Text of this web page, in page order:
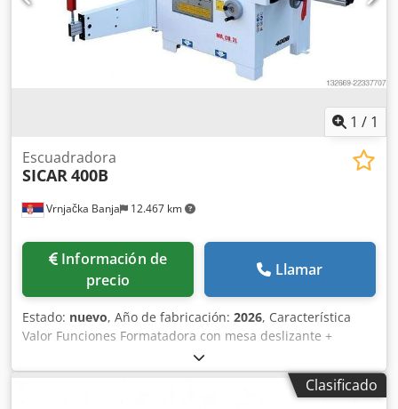
precisión Cambio rápido de funciones Alta precisión en el
procesamiento Adecuada para talleres de carpintería
profesionales Funcionamiento fiable con un
1 / 1
Vrnjačka Banja 12.467 km
Escuadradora
SICAR400B
Información de
precio
Llamar
Estado: nuevo, Año de fabricación: 2026, Característica
Valor Funciones Formatadora con mesa deslizante +
Fresadora Motor 3,0 kW (opción de 4,0 kW) Alimentación
400 V, trifásica (opción de 230 V) Cedpfxszl Agnj Aprerf
Diámetro de la sierra 300 mm Diámetro del orificio de la
Clasificado